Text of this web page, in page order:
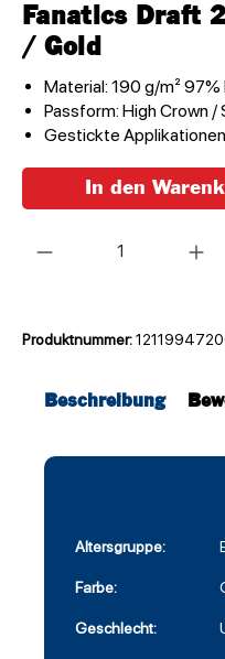
Fanatics Draft
/ Gold
Material: 190 g/m²
Passform: High Crown /
Gestickte
In den
Produktnummer:
Beschreibung
Altersgruppe:
Farbe:
Geschlecht: